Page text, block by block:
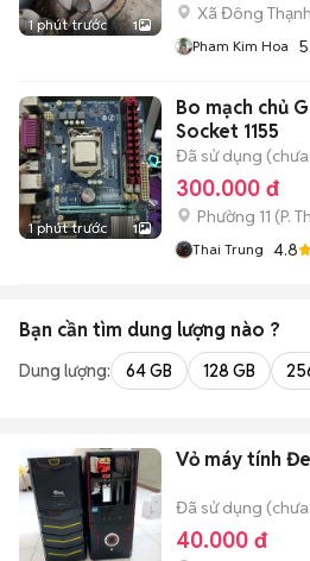
1 phút trước 1
Xã Đông Thạnh
Pham Kim Hoa
1 phút trước 1
Bo mạch chủ
Socket 1155
Đã sử dụng
300.000 đ
Phường 11 (P.
Thai Trung 4.8
Bạn cần tìm dung lượng nào ?
Dung lượng: 64 GB 128 GB
Vỏ máy tính
Đã sử dụng
40.000 đ